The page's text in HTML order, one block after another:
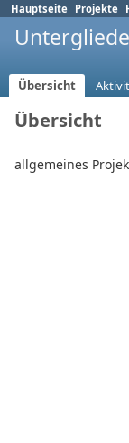
Hauptseite Projekte
Übersicht
Übersicht
allgemeines